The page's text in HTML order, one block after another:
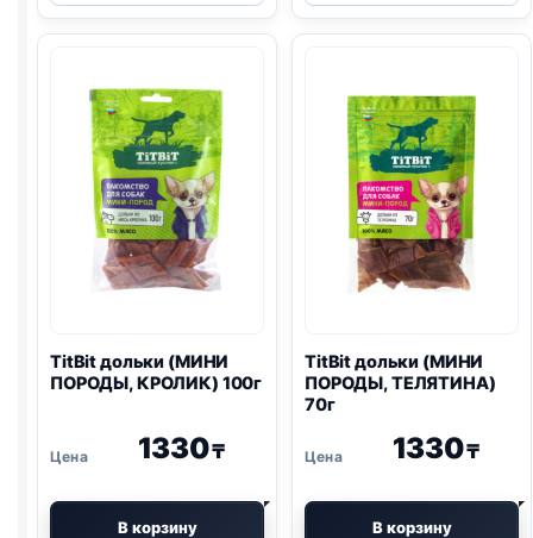
(ТРАДИЦИОННАЯ)
(МИНИ
100г
TitBit дольки (МИНИ
ПОРОДЫ, КРОЛИК) 100г
1330₸
В корзину
TitBit дольки (МИНИ
ПОРОДЫ, ТЕЛЯТИНА)
70г
1330₸
В корзину